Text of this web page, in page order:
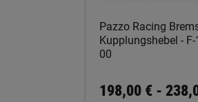
Pazzo Racing
Kupplungshebel -
00
198,00 € -